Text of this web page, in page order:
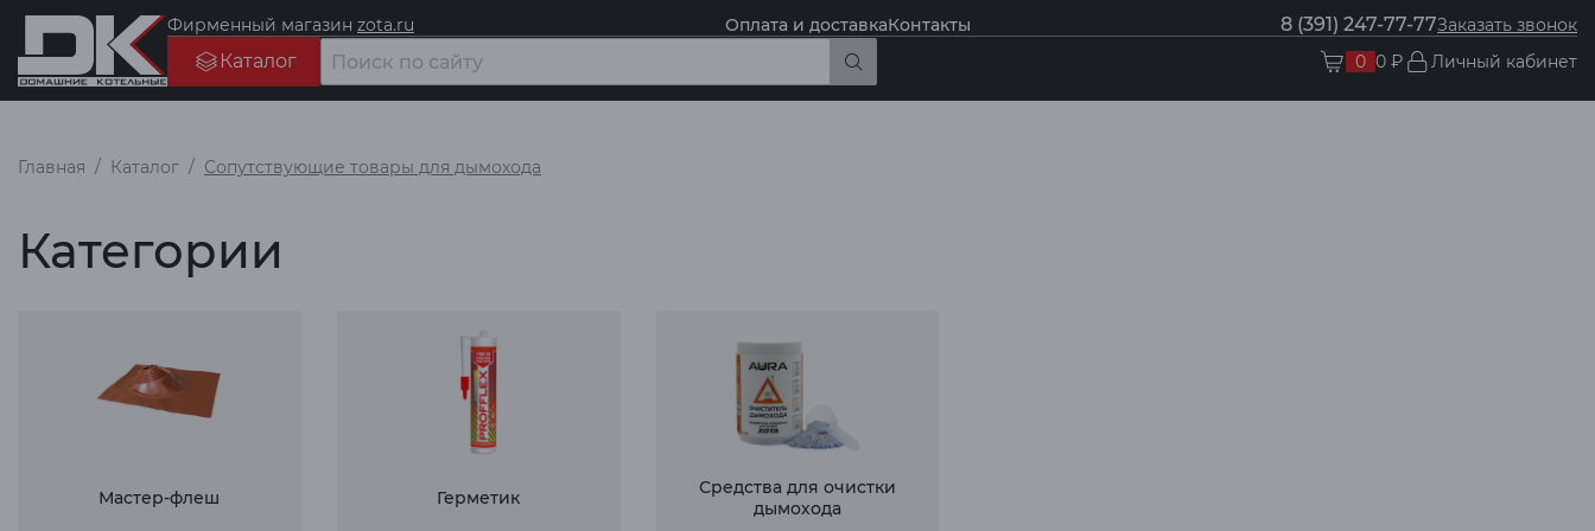
Фирменный магазин zota.ru Оплата и доставкаКонтакты 8 (391) 247-77-77Заказать звонок
Каталог 0 0 ₽ Личный кабинет
Главная Каталог Сопутствующие товары для дымохода
Категории
Мастер-флеш Герметик
Средства для очистки
дымохода